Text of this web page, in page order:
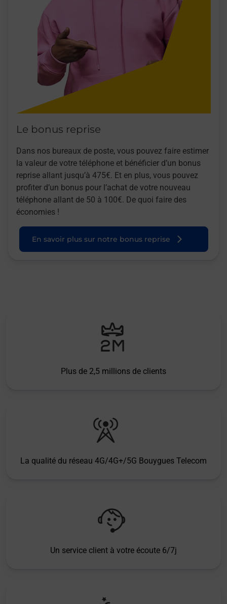
Le bonus reprise
Dans nos bureaux de poste, vous pouvez faire estimer
la valeur de votre téléphone et bénéficier d’un bonus
reprise allant jusqu’à 475€. Et en plus, vous pouvez
profiter d’un bonus pour l’achat de votre nouveau
téléphone allant de 50 à 100€. De quoi faire des
économies !
En savoir plus sur notre bonus reprise
Plus de 2,5 millions de clients
La qualité du réseau 4G/4G+/5G Bouygues Telecom
Un service client à votre écoute 6/7j